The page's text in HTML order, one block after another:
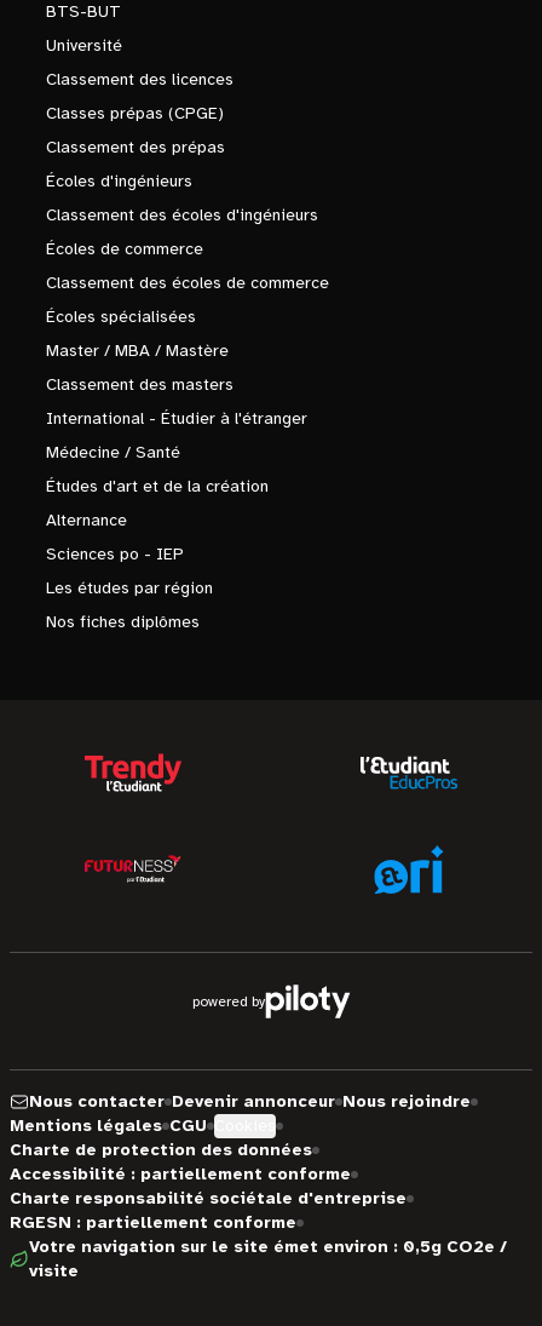
BTS-BUT
Université
Classement des licences
Classes prépas (CPGE)
Classement des prépas
Écoles d'ingénieurs
Classement des écoles d'ingénieurs
Écoles de commerce
Classement des écoles de commerce
Écoles spécialisées
Master / MBA / Mastère
Classement des masters
International - Étudier à l'étranger
Médecine / Santé
Études d'art et de la création
Alternance
Sciences po - IEP
Les études par région
Nos fiches diplômes
powered by
Nous contacter Devenir annonceur Nous rejoindre
Mentions légales CGU
Charte de protection des données
Accessibilité : partiellement conforme
Charte responsabilité sociétale d'entreprise
RGESN : partiellement conforme
Votre navigation sur le site émet environ : 0,5g CO2e /
visite